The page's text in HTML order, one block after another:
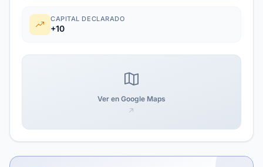
CAPITAL DECLARADO
+10
Ver en Google Maps